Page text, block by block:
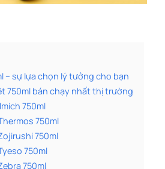
– sự lựa chọn lý tưởng cho bạn
750ml bán chạy nhất thị trường
750ml
750ml
750ml
750ml
750ml